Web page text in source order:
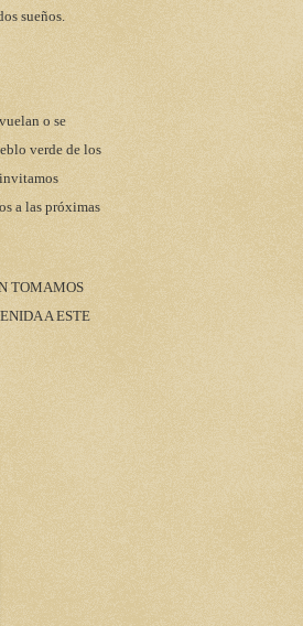
sueños.
o se
verde de los
a las próximas
TOMAMOS
A ESTE